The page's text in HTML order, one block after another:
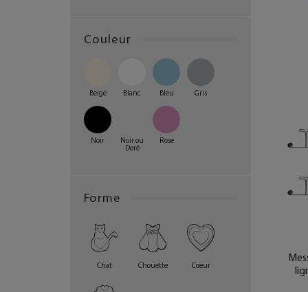
Message avec forme
Message coloré - Grand
Message coloré - Petit
modèle
Message lumineux
Message macramé
Prénom en fil de fer
Couleur
Beige Blanc Bleu Gris
Noir
Noir ou
Doré
Rose
Forme
Chat Chouette Coeur